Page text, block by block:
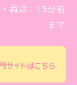
再診：15分前
まで